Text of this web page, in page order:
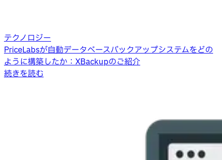
テクノロジー
PriceLabsが自動データベースバックアップシステムをどの
ように構築したか：XBackupのご紹介
続きを読む